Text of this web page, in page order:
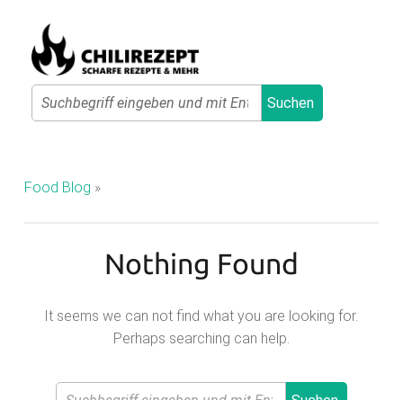
Search
Suchen
I
Z
Food Blog »
Nothing Found
It seems we can not find what you are looking for.
Perhaps searching can help.